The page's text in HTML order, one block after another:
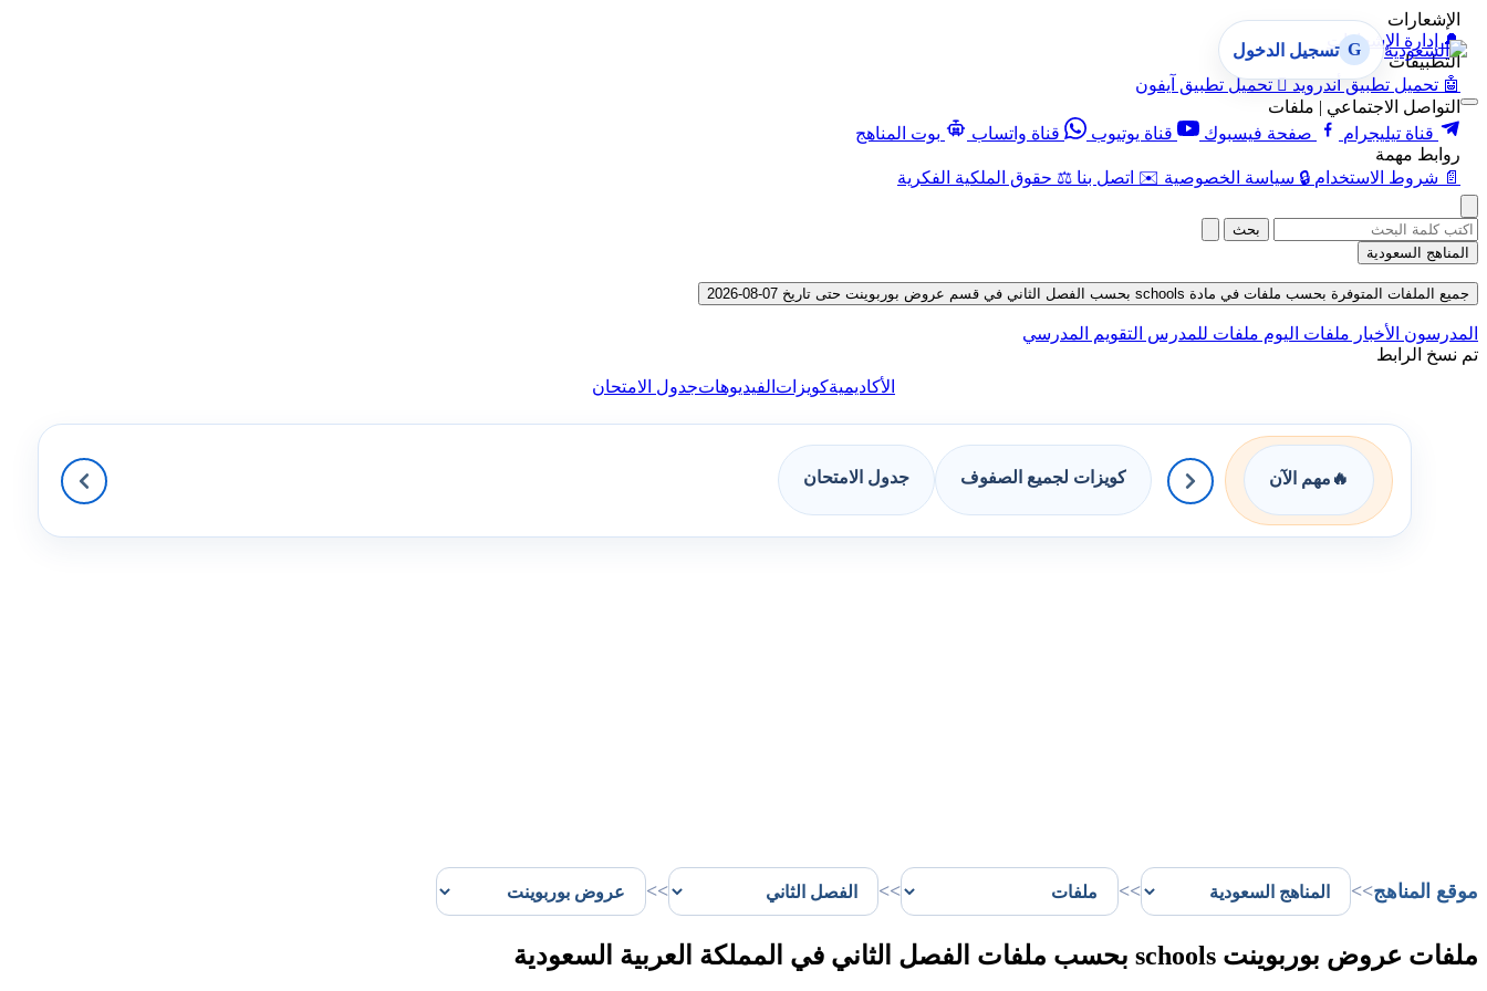
الإشعارات
🔔 إدارة الإشعارات
التطبيقات
🤖 تحميل تطبيق أندرويد  تحميل تطبيق آيفون
التواصل الاجتماعي | ملفات
قناة تيليجرام
صفحة فيسبوك قناة يوتيوب قناة واتساب
بوت المناهج
روابط مهمة
📄 شروط الاستخدام 🔒 سياسة الخصوصية ✉️ اتصل بنا ⚖️ حقوق الملكية الفكرية
G تسجيل الدخول
بحث
المناهج السعودية
جميع الملفات المتوفرة بحسب ملفات في مادة schools بحسب الفصل الثاني في قسم عروض بوربوينت حتى تاريخ 07-08-2026
المدرسون الأخبار ملفات اليوم ملفات للمدرس التقويم المدرسي
تم نسخ الرابط
الأكاديميةكويزات الفيديوهاتجدول الامتحان
🔥 مهم الآن كويزات لجميع الصفوف جدول الامتحان
موقع المناهج>>
>>
>>
>>
ملفات عروض بوربوينت schools بحسب ملفات الفصل الثاني في المملكة العربية السعودية